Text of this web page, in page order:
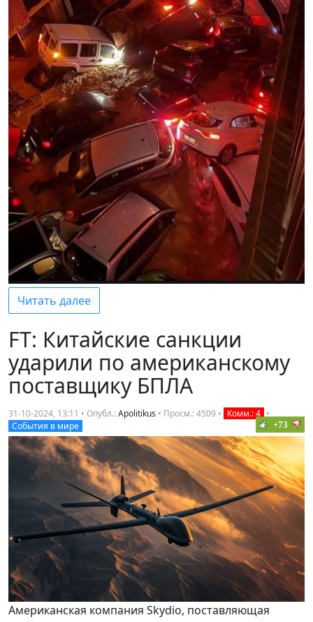
Читать далее
FT: Китайские санкции
ударили по американскому
поставщику БПЛА
31-10-2024, 13:11 • Опубл.:Apolitikus • Просм.: 4509 • Комм.: 4 •
События в мире
+73
Американская компания Skydio, поставляющая